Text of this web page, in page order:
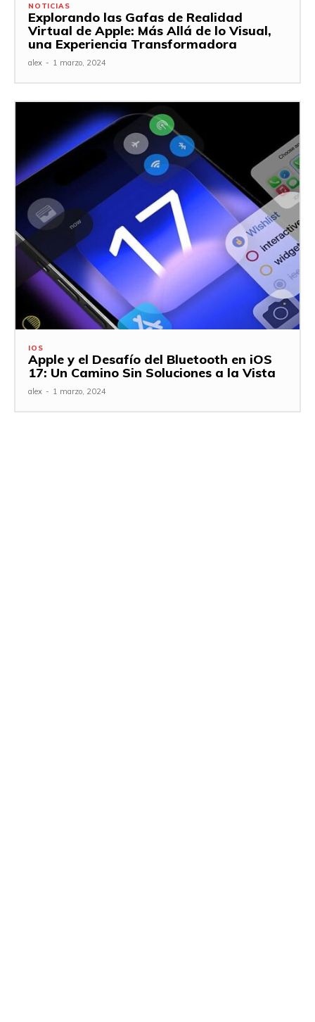
NOTICIAS
Explorando las Gafas de Realidad
Virtual de Apple: Más Allá de lo Visual,
una Experiencia Transformadora
alex - 1 marzo, 2024
IOS
Apple y el Desafío del Bluetooth en iOS
17: Un Camino Sin Soluciones a la Vista
alex - 1 marzo, 2024